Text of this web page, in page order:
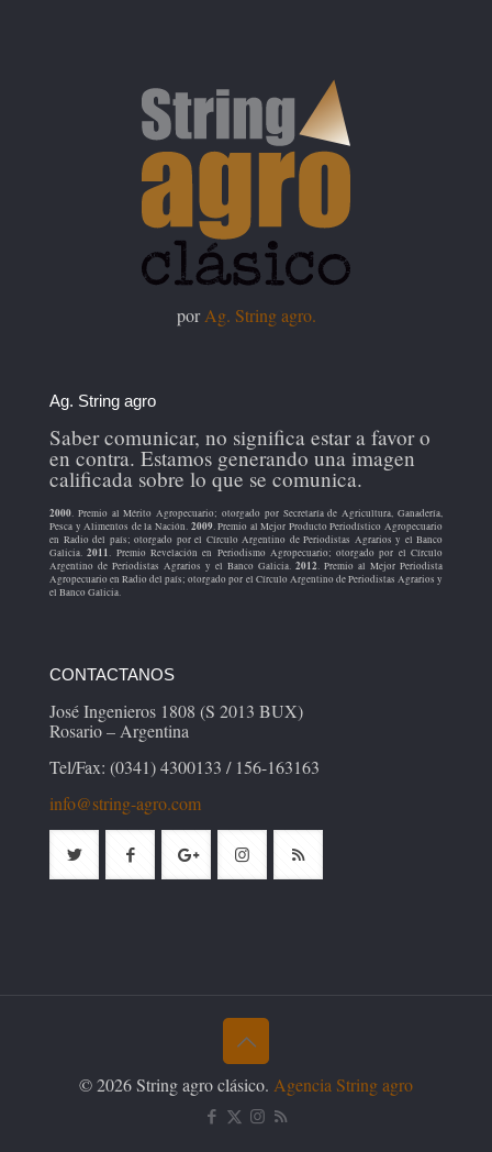
porAg. String agro.
Ag. String agro
Saber comunicar, no significa estar a favor o
en contra. Estamos generando una imagen
calificada sobre lo que se comunica.
2000. Premio al Mérito Agropecuario; otorgado por Secretaría de Agricultura, Ganadería,
Pesca y Alimentos de la Nación. 2009. Premio al Mejor Producto Periodístico Agropecuario
en Radio del país; otorgado por el Círculo Argentino de Periodistas Agrarios y el Banco
Galicia.2011. Premio Revelación en Periodismo Agropecuario; otorgado por el Círculo
Argentino de Periodistas Agrarios y el Banco Galicia. 2012. Premio al Mejor Periodista
Agropecuario en Radio del país; otorgado por el Círculo Argentino de Periodistas Agrarios y
el Banco Galicia.
CONTACTANOS
José Ingenieros 1808 (S 2013 BUX)
Rosario – Argentina
Tel/Fax: (0341) 4300133 / 156-163163
info@string-agro.com
© 2026 String agro clásico. Agencia String agro